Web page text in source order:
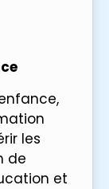
les
de
et